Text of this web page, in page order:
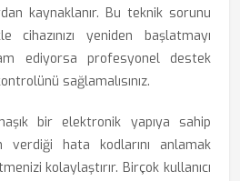
kaynaklanır. Bu teknik sorunu
cihazınızı yeniden başlatmayı
ediyorsa profesyonel destek
sağlamalısınız.
bir elektronik yapıya sahip
verdiği hata kodlarını anlamak
kolaylaştırır. Birçok kullanıcı